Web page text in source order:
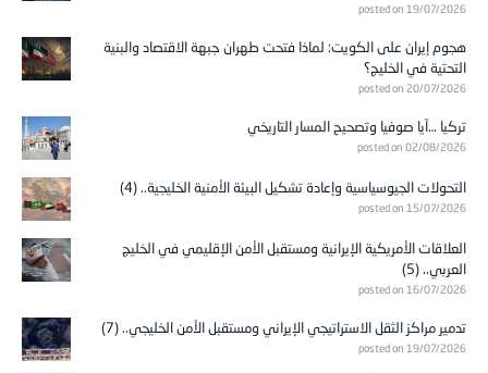
posted on 19/07/2026
هجوم إيران على الكويت: لماذا فتحت طهران جبهة الاقتصاد والبنية
التحتية في الخليج؟
posted on 20/07/2026
تركيا …آيا صوفيا وتصحيح المسار التاريخي
posted on 02/08/2026
التحولات الجيوسياسية وإعادة تشكيل البيئة الأمنية الخليجية.. (4)
posted on 15/07/2026
العلاقات الأمريكية الإيرانية ومستقبل الأمن الإقليمي في الخليج
العربي.. (5)
posted on 16/07/2026
تدمير مراكز الثقل الاستراتيجي الإيراني ومستقبل الأمن الخليجي.. (7)
posted on 19/07/2026